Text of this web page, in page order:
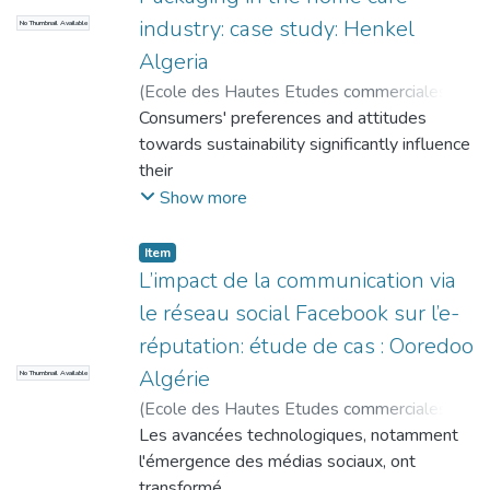
No Thumbnail Available
industry: case study: Henkel
Algeria
(Ecole des Hautes Etudes commerciales
2024-06)GHADIR, Sid ;MESSAOUDI,
Naima ( Directrice de thèse)
Consumers' preferences and attitudes
towards sustainability significantly influence
their
purchasing decisions. As sustainability gains
strategies.
Implementing sustainable packaging
requires a deep understanding of consumer
behavior and
their perceptions.
This dissertation explores the impact of
perceived value, perceived barriers, and
environmental consciousness on the
purchase intention of sustainable packaging
Show more
No Thumbnail Available
Item
L’impact de la communication via
le réseau social Facebook sur l’e-
réputation: étude de cas : Ooredoo
Algérie
(Ecole des Hautes Etudes commerciales
2024-06)SAADAOUI, Soraya;
ALLIOUCHE, Bahia ( Directeur de thèse )
Les avancées technologiques, notamment
l'émergence des médias sociaux, ont